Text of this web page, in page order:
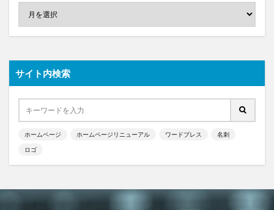
サイト内検索
ホームページ ホームページリニューアル ワードプレス 名刺
ロゴ